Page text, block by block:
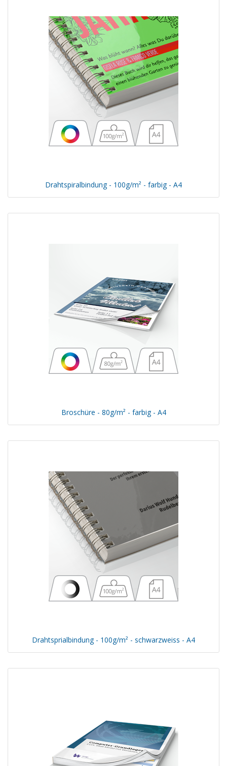
Drahtspiralbindung - 100g/m² - farbig - A4
Broschüre - 80g/m² - farbig - A4
Drahtsprialbindung - 100g/m² - schwarzweiss - A4